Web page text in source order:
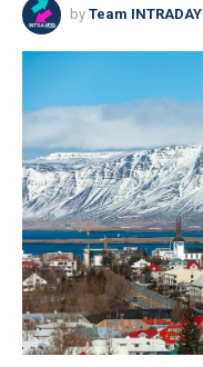
by Team INTRADAY